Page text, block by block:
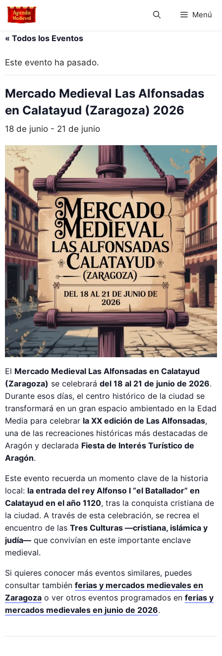
Saltar
Menú
« Todos los Eventos
Este evento ha pasado.
Mercado Medieval Las Alfonsadas
en Calatayud (Zaragoza) 2026
18 de junio - 21 de junio
El Mercado Medieval Las Alfonsadas en Calatayud
(Zaragoza) se celebrará del 18 al 21 de junio de 2026.
Durante esos días, el centro histórico de la ciudad se
transformará en un gran espacio ambientado en la Edad
Media para celebrar la XX edición de Las Alfonsadas,
una de las recreaciones históricas más destacadas de
Aragón y declarada Fiesta de Interés Turístico de
Aragón.
Este evento recuerda un momento clave de la historia
local: la entrada del rey Alfonso I “el Batallador” en
Calatayud en el año 1120, tras la conquista cristiana de
la ciudad. A través de esta celebración, se recrea el
encuentro de las Tres Culturas —cristiana, islámica y
judía— que convivían en este importante enclave
medieval.
Si quieres conocer más eventos similares, puedes
consultar también ferias y mercados medievales en
Zaragoza o ver otros eventos programados en ferias y
mercados medievales en junio de 2026.